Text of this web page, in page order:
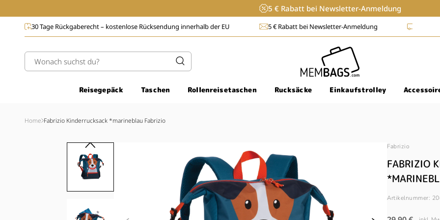
Inhalt
5 € Rabatt bei Newsletter-Anmeldung
Rücksendung innerhalb der EU 5 € Rabatt bei Newsletter-Anmeldung Lieferzeit: 1-3 Werktage 30 Tage
Wonach suchst du?
Reisegepäck Taschen Rollenreisetaschen Rucksäcke Einkaufstrolley
Home Fabrizio Kinderrucksack *marineblau Fabrizio
Fabrizio
FABRIZIO
Artikelnummer: